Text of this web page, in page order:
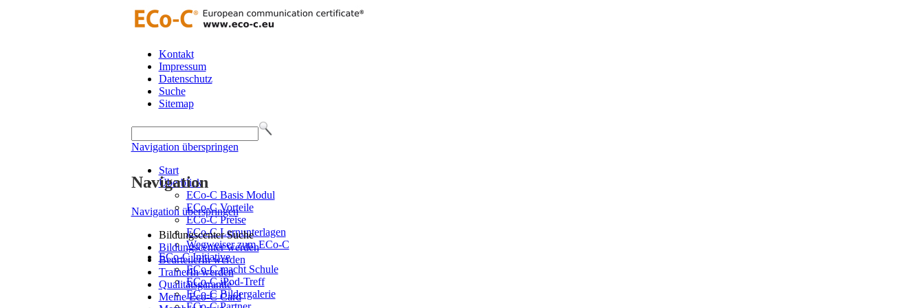
Kontakt
Impressum
Datenschutz
Suche
Sitemap
Navigation überspringen
Start
Überblick
ECo-C Basis Modul
ECo-C Vorteile
ECo-C Preise
ECo-C Lernunterlagen
Wegweiser zum ECo-C
ECo-C Initiative
ECo-C macht Schule
ECo-C iPod-Treff
ECo-C Bildergalerie
Navigation
Navigation überspringen
Bildungscenter Suche
Bildungscenter werden
BeurteilerIn werden
TrainerIn werden
Qualitätsgarantie
Meine Eco-C Card